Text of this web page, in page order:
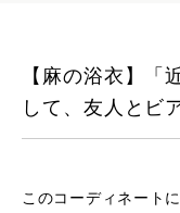
【麻の浴衣】「
して、友人とビ
このコーディネートに